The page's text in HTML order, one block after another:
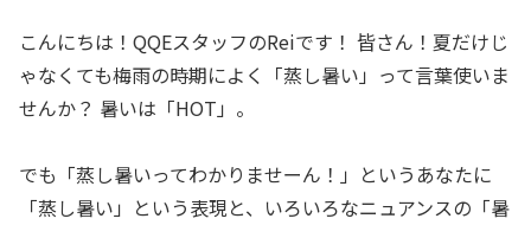
こんにちは！QQEスタッフのReiです！ 皆さん！夏だけじ
ゃなくても梅雨の時期によく「蒸し暑い」って言葉使いま
せんか？ 暑いは「HOT」。
でも「蒸し暑いってわかりませーん！」というあなたに
「蒸し暑い」という表現と、いろいろなニュアンスの「暑